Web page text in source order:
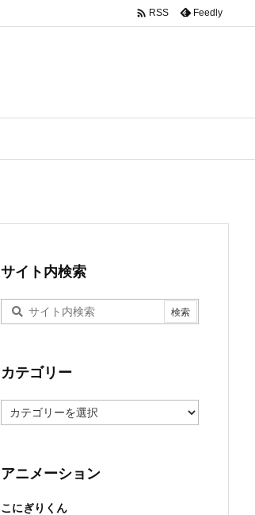
 RSS Feedly
サイト内検索
カテゴリー
テ
ー
アニメーション
こにぎりくん